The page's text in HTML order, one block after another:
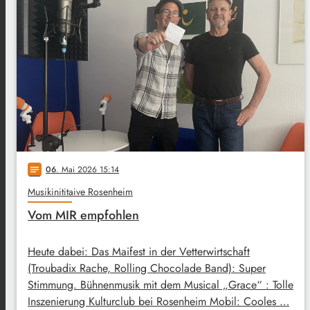
notes 06. Mai 2026 15:14
Musikinititaive Rosenheim
Vom MIR empfohlen
Heute dabei: Das Maifest in der Vetterwirtschaft
(Troubadix Rache, Rolling Chocolade Band): Super
Stimmung. Bühnenmusik mit dem Musical „Grace“ : Tolle
Inszenierung Kulturclub bei Rosenheim Mobil: Cooles …